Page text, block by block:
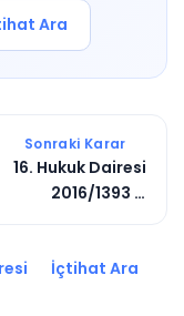
Ara
Sonraki Karar
16. Hukuk Dairesi
2016/1393 E.
İçtihat Ara